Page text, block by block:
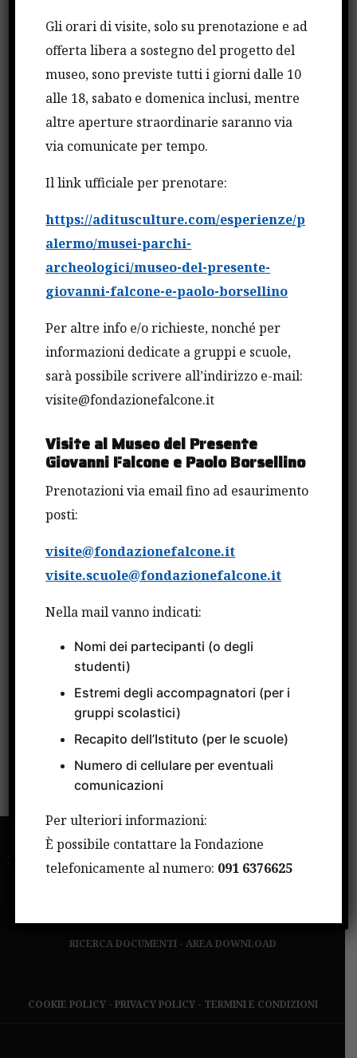
Schifani, Emanuela Loi, Claudio Traina, Vincenzo Li
Muli, Agostino Catalano, Walter Eddie Cosina.
CONDIVIDI QUESTO ARTICOLO
Cerca
CATEGORIE
Avvisi
Bandi
Borse di studio
Convegni e Incontri
Fatti
Fulbright
Progetti Europei
HOME LA FONDAZIONE ATTIVITÀ FORMAZIONE
GIOVANNI FALCONE MAXIPROCESSO NEWS SOSTIENICI
RICERCA DOCUMENTI- AREA DOWNLOAD
COOKIE POLICY- PRIVACY POLICY- TERMINI E CONDIZIONI
Gli orari di visite, solo su prenotazione e ad
offerta libera a sostegno del progetto del
museo, sono previste tutti i giorni dalle 10
alle 18, sabato e domenica inclusi, mentre
altre aperture straordinarie saranno via
via comunicate per tempo.
Il link ufficiale per prenotare:
https://aditusculture.com/esperienze/p
alermo/musei-parchi-
archeologici/museo-del-presente-
giovanni-falcone-e-paolo-borsellino
Per altre info e/o richieste, nonché per
informazioni dedicate a gruppi e scuole,
sarà possibile scrivere all’indirizzo e-mail:
visite@fondazionefalcone.it
Visite al Museo del Presente
Giovanni Falcone e Paolo Borsellino
Prenotazioni via email fino ad esaurimento
posti:
visite@fondazionefalcone.it
visite.scuole@fondazionefalcone.it
Nella mail vanno indicati:
Nomi dei partecipanti (o degli
studenti)
Estremi degli accompagnatori (per i
gruppi scolastici)
Recapito dell’Istituto (per le scuole)
Numero di cellulare per eventuali
comunicazioni
Per ulteriori informazioni:
È possibile contattare la Fondazione
telefonicamente al numero: 091 6376625